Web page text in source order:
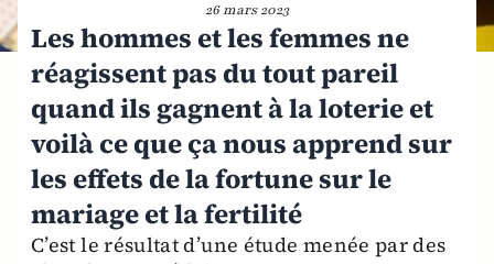
26 mars 2023
Les hommes et les femmes ne
réagissent pas du tout pareil
quand ils gagnent à la loterie et
voilà ce que ça nous apprend sur
les effets de la fortune sur le
mariage et la fertilité
C’est le résultat d’une étude menée par des